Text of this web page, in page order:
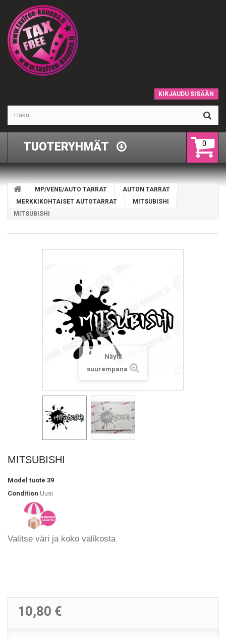
KIRJAUDU SISÄÄN
0
TUOTERYHMÄT
MP/VENE/AUTO TARRAT
AUTON TARRAT
MERKKIKOHTAISET AUTOTARRAT
MITSUBISHI
MITSUBISHI
Näytä
suurempana
MITSUBISHI
Model tuote 39
Condition Uusi
Valitse väri ja koko valikosta
10,80 €